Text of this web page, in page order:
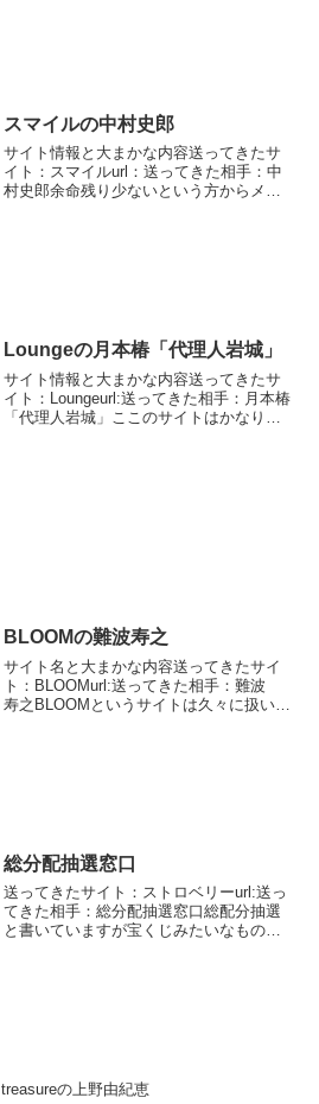
スマイルの中村史郎
サイト情報と大まかな内容送ってきたサ
イト：スマイルurl：送ってきた相手：中
村史郎余命残り少ないという方からメッ
Loungeの月本椿「代理人岩城」
サイト情報と大まかな内容送ってきたサ
イト：Loungeurl:送ってきた相手：月本椿
「代理人岩城」ここのサイトはかなり
BLOOMの難波寿之
サイト名と大まかな内容送ってきたサイ
ト：BLOOMurl:送ってきた相手：難波
寿之BLOOMというサイトは久々に扱いま
総分配抽選窓口
送ってきたサイト：ストロベリーurl:送っ
てきた相手：総分配抽選窓口総配分抽選
と書いていますが宝くじみたいなもので
treasureの上野由紀恵